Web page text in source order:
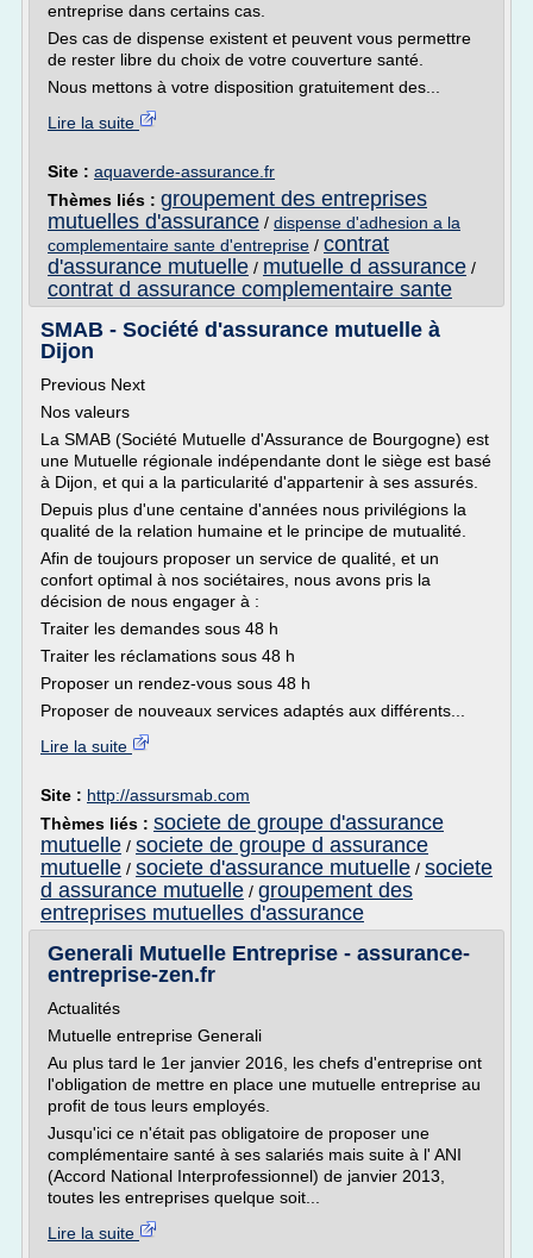
entreprise dans certains cas.
Des cas de dispense existent et peuvent vous permettre
de rester libre du choix de votre couverture santé.
Nous mettons à votre disposition gratuitement des...
Lire la suite
Site : aquaverde-assurance.fr
Thèmes liés : groupement des entreprises
mutuelles d'assurance / dispense d'adhesion a la
complementaire sante d'entreprise / contrat
d'assurance mutuelle / mutuelle d assurance /
contrat d assurance complementaire sante
SMAB - Société d'assurance mutuelle à
Dijon
Previous Next
Nos valeurs
La SMAB (Société Mutuelle d'Assurance de Bourgogne) est
une Mutuelle régionale indépendante dont le siège est basé
à Dijon, et qui a la particularité d'appartenir à ses assurés.
Depuis plus d'une centaine d'années nous privilégions la
qualité de la relation humaine et le principe de mutualité.
Afin de toujours proposer un service de qualité, et un
confort optimal à nos sociétaires, nous avons pris la
décision de nous engager à :
Traiter les demandes sous 48 h
Traiter les réclamations sous 48 h
Proposer un rendez-vous sous 48 h
Proposer de nouveaux services adaptés aux différents...
Lire la suite
Site : http://assursmab.com
Thèmes liés : societe de groupe d'assurance
mutuelle / societe de groupe d assurance
mutuelle / societe d'assurance mutuelle / societe
d assurance mutuelle / groupement des
entreprises mutuelles d'assurance
Generali Mutuelle Entreprise - assurance-
entreprise-zen.fr
Actualités
Mutuelle entreprise Generali
Au plus tard le 1er janvier 2016, les chefs d'entreprise ont
l'obligation de mettre en place une mutuelle entreprise au
profit de tous leurs employés.
Jusqu'ici ce n'était pas obligatoire de proposer une
complémentaire santé à ses salariés mais suite à l' ANI
(Accord National Interprofessionnel) de janvier 2013,
toutes les entreprises quelque soit...
Lire la suite